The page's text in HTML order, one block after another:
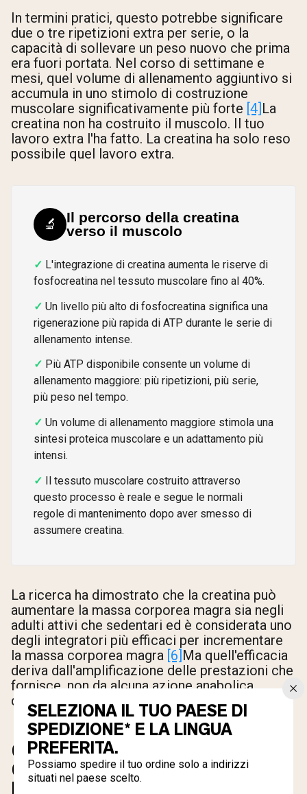
In termini pratici, questo potrebbe significare
due o tre ripetizioni extra per serie, o la
capacità di sollevare un peso nuovo che prima
era fuori portata. Nel corso di settimane e
mesi, quel volume di allenamento aggiuntivo si
accumula in uno stimolo di costruzione
muscolare significativamente più forte [4] La
creatina non ha costruito il muscolo. Il tuo
lavoro extra l'ha fatto. La creatina ha solo reso
possibile quel lavoro extra.
🔬
Il percorso della creatina
verso il muscolo
L'integrazione di creatina aumenta le riserve di
fosfocreatina nel tessuto muscolare fino al 40%.
Un livello più alto di fosfocreatina significa una
rigenerazione più rapida di ATP durante le serie di
allenamento intense.
Più ATP disponibile consente un volume di
allenamento maggiore: più ripetizioni, più serie,
più peso nel tempo.
Un volume di allenamento maggiore stimola una
sintesi proteica muscolare e un adattamento più
intensi.
Il tessuto muscolare costruito attraverso
questo processo è reale e segue le normali
regole di mantenimento dopo aver smesso di
assumere creatina.
La ricerca ha dimostrato che la creatina può
aumentare la massa corporea magra sia negli
adulti attivi che sedentari ed è considerata uno
degli integratori più efficaci per incrementare
la massa corporea magra [6] Ma quell'efficacia
deriva dall'amplificazione delle prestazioni che
fornisce, non da alcuna azione anabolica
diretta.
COSA SUCCEDE AI TUOI
GUADAGNI QUANDO SMETTI
DI ASSUMERE CREATINA.
SELEZIONA IL TUO PAESE DI
SPEDIZIONE* E LA LINGUA
PREFERITA.
Possiamo spedire il tuo ordine solo a indirizzi
situati nel paese scelto.